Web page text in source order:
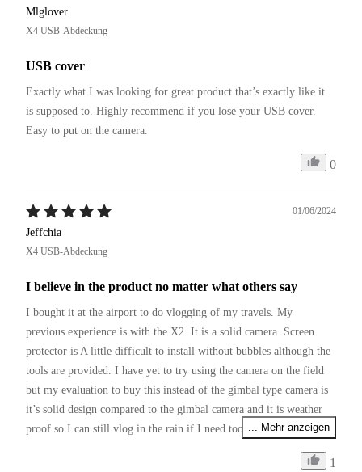
Mlglover
X4 USB-Abdeckung
USB cover
Exactly what I was looking for great product that’s exactly like it
is supposed to. Highly recommend if you lose your USB cover.
Easy to put on the camera.
0
01/06/2024
Jeffchia
X4 USB-Abdeckung
I believe in the product no matter what others say
I bought it at the airport to do vlogging of my travels. My
previous experience is with the X2. It is a solid camera. Screen
protector is A little difficult to install without bubbles although the
tools are provided. I have yet to try using the camera on the field
but my evaluation to buy this instead of the gimbal type camera is
it’s solid design compared to the gimbal camera and it is weather
proof so I can still vlog in the rain if I need too. ... Mehr anzeigen
1